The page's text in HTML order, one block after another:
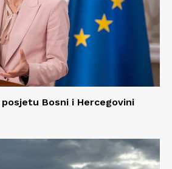
Bosni i Hercegovini